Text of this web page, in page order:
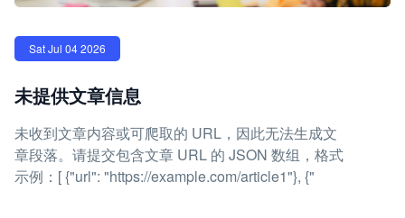
Sat Jul 04 2026
未提供文章信息
未收到文章内容或可爬取的 URL，因此无法生成文
章段落。请提交包含文章 URL 的 JSON 数组，格式
示例：[ {"url": "https://example.com/article1"}, {"